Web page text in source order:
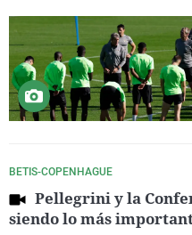
BETIS-COPENHAGUE
Pellegrini y la
siendo lo más